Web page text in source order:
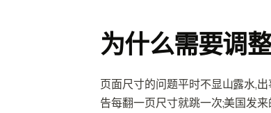
为什么需要调
页面尺寸的问题平时不显山露水,
告每翻一页尺寸就跳一次;美国发